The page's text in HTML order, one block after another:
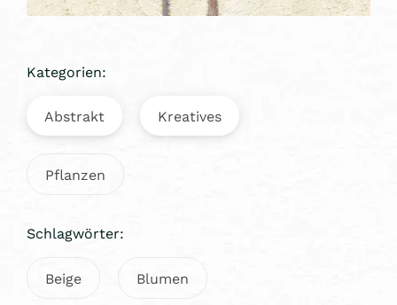
Kategorien:
Abstrakt Kreatives
Pflanzen
Schlagwörter:
Beige Blumen